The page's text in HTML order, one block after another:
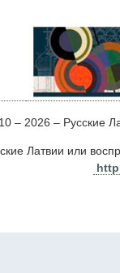
– 2026 – Русские
Латвии или